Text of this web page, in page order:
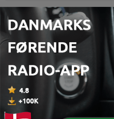
#156: Initiatief bij
15 jul. 2026
167 - #155: De NAVO-top:
Vis flere